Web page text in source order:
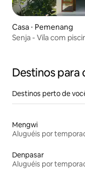
Casa ⋅ Pemenang
Senja - Vila com
Destinos para
Destinos perto de
Mengwi
Aluguéis por
Denpasar
Aluguéis por